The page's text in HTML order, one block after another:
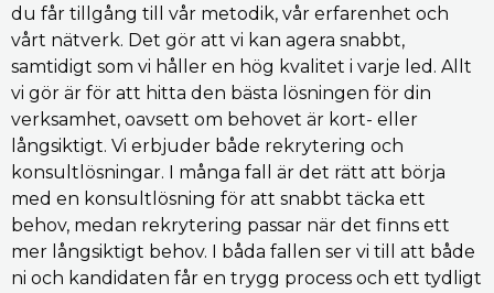
du får tillgång till vår metodik, vår erfarenhet och
vårt nätverk. Det gör att vi kan agera snabbt,
samtidigt som vi håller en hög kvalitet i varje led. Allt
vi gör är för att hitta den bästa lösningen för din
verksamhet, oavsett om behovet är kort- eller
långsiktigt. Vi erbjuder både rekrytering och
konsultlösningar. I många fall är det rätt att börja
med en konsultlösning för att snabbt täcka ett
behov, medan rekrytering passar när det finns ett
mer långsiktigt behov. I båda fallen ser vi till att både
ni och kandidaten får en trygg process och ett tydligt